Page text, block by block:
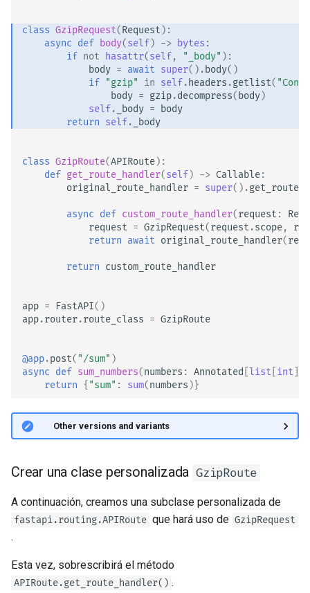
CORS (Cross-Origin Resource
Sharing)
Bases de Datos SQL
Aplicaciones más grandes -
Transmitir JSON Lines
Server-Sent Events (SSE)
Tareas en Segundo Plano
Archivos Estáticos
Depuración
Chequeo estricto de Content-
class GzipRequest(Request ):
async def body(self) -> bytes :
if not hasattr(self, "_body" ):
body = await super() . body()
if "gzip" in self. headers .getlist(
body = gzip.decompress( body)
self. _body =
body
return self. _body
class GzipRoute(APIRoute):
def get_route_handler(self) -> Callable:
original_route_handler = super() .
async def custom_route_handler(request :
request = GzipRequest(request .scope,
return await original_route_handler(
return custom_route_handler
app = FastAPI()
app.router.route_class = GzipRoute
@app.post( "/sum" )
async def sum_numbers(numbers : Annotated list int
return { "sum" : sum(numbers )}
🤓 Other versions and variants
Crear una clase personalizada GzipRoute
A continuación, creamos una subclase personalizada de
fastapi.routing.APIRoute que hará uso de GzipRequest
.
Esta vez, sobrescribirá el método
APIRoute.get_route_handler() .